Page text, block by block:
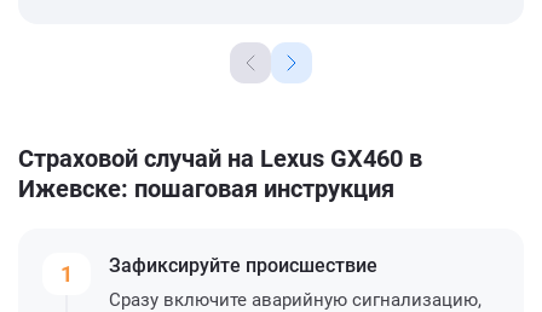
Страховой случай на Lexus GX460 в
Ижевске: пошаговая инструкция
1 Зафиксируйте происшествие
Сразу включите аварийную сигнализацию,